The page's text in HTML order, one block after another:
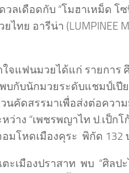
ลเดือดกับ “โมฮาเหม็ด โซ
ย อารีน่า (LUMPINEE
จแฟนมวยได้แก่ รายการ
บกับนักมวยระดับแชมป์เปี
นคัดสรรมาเพื่อส่งต่อควา
าง “เพชรพญาไท ป.เป็กโ
มโหดเมืองคุระ พิกัด 132
ะเมืองปราสาท พบ “ศิลป